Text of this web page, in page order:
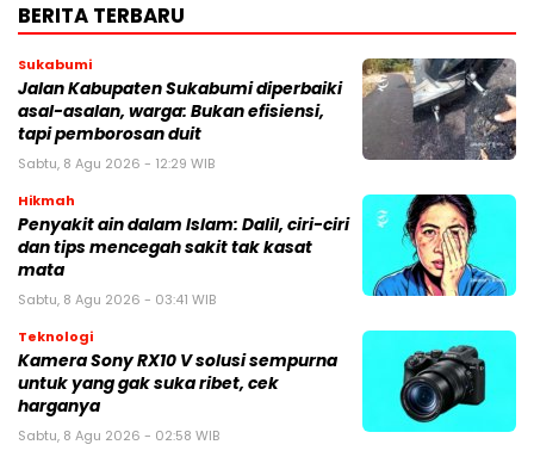
BERITA TERBARU
Sukabumi
Jalan Kabupaten Sukabumi diperbaiki
asal-asalan, warga: Bukan efisiensi,
tapi pemborosan duit
Sabtu, 8 Agu 2026 - 12:29 WIB
Hikmah
Penyakit ain dalam Islam: Dalil, ciri-ciri
dan tips mencegah sakit tak kasat
mata
Sabtu, 8 Agu 2026 - 03:41 WIB
Teknologi
Kamera Sony RX10 V solusi sempurna
untuk yang gak suka ribet, cek
harganya
Sabtu, 8 Agu 2026 - 02:58 WIB